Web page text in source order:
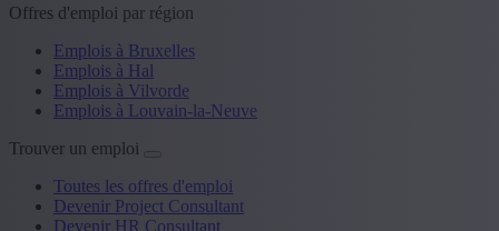
Offres d'emploi par région
Emplois à Bruxelles
Emplois à Hal
Emplois à Vilvorde
Emplois à Louvain-la-Neuve
Trouver un emploi
Toutes les offres d'emploi
Devenir Project Consultant
Devenir HR Consultant